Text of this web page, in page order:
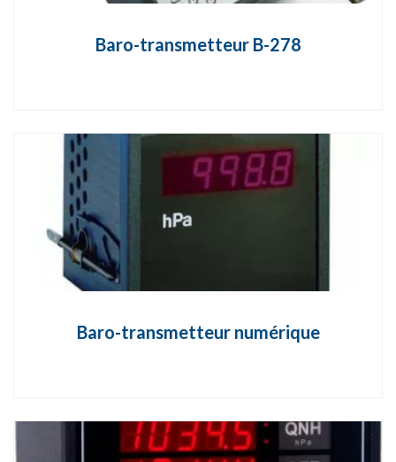
Baro-transmetteur B-278
Baro-transmetteur numérique